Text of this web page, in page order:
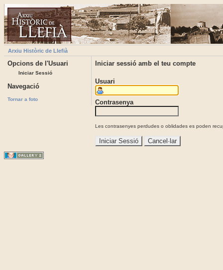
Arxiu Històric de Llefià
Opcions de l'Usuari
Iniciar Sessió
Navegació
Tornar a foto
Iniciar sessió amb el teu compte
Usuari
Contrasenya
Les contrasenyes perdudes o oblidades es poden